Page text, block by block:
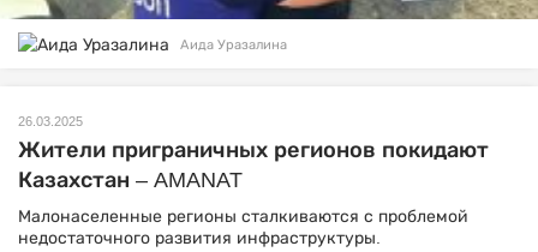
Аида Уразалина
26.03.2025
Жители приграничных регионов покидают
Казахстан – AMANAT
Малонаселенные регионы сталкиваются с проблемой
недостаточного развития инфраструктуры.